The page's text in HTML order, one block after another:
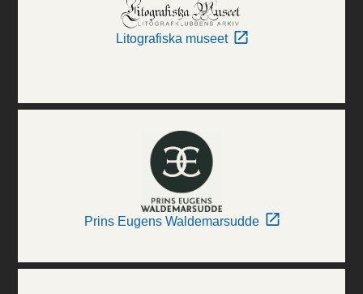
Litografiska museet
Prins Eugens Waldemarsudde